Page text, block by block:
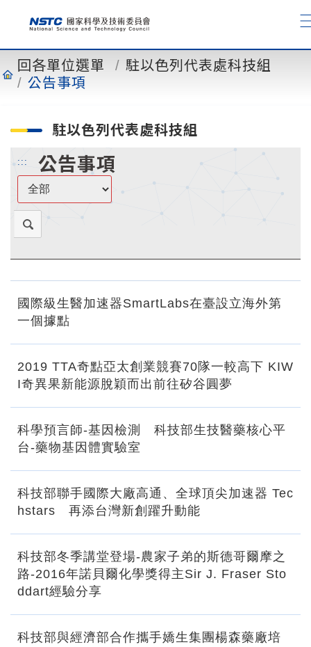
容 回各單位選單
駐以色列代表處科技組
公告事項
駐以色列代表處科技組
::: 公告事項
國際級生醫加速器SmartLabs在臺設立海外第
一個據點
2019 TTA奇點亞太創業競賽70隊一較高下 KIW
I奇異果新能源脫穎而出前往矽谷圓夢
科學預言師-基因檢測 科技部生技醫藥核心平
台-藥物基因體實驗室
科技部聯手國際大廠高通、全球頂尖加速器 Tec
hstars 再添台灣新創躍升動能
科技部冬季講堂登場-農家子弟的斯德哥爾摩之
路-2016年諾貝爾化學獎得主Sir J. Fraser Sto
ddart經驗分享
科技部與經濟部合作攜手嬌生集團楊森藥廠培